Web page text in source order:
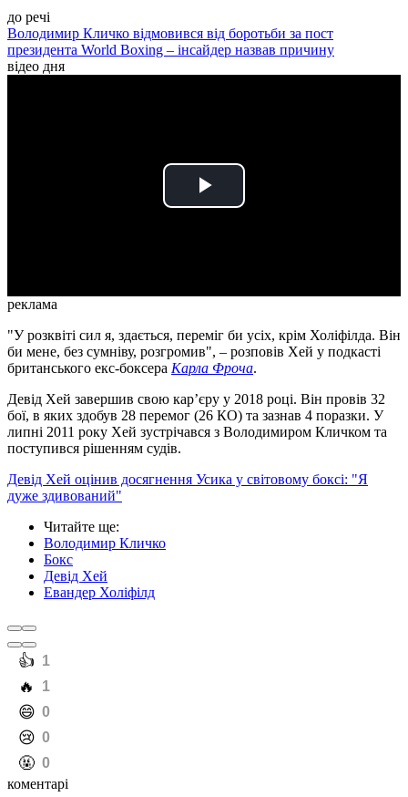
до речі
Володимир Кличко відмовився від боротьби за пост
президента World Boxing – інсайдер назвав причину
відео дня
Play
реклама
"У розквіті сил я, здається, переміг би усіх, крім Холіфілда. Він
би мене, без сумніву, розгромив", – розповів Хей у подкасті
британського екс-боксера Карла Фроча.
Девід Хей завершив свою кар’єру у 2018 році. Він провів 32
бої, в яких здобув 28 перемог (26 КО) та зазнав 4 поразки. У
липні 2011 року Хей зустрічався з Володимиром Кличком та
поступився рішенням судів.
Девід Хей оцінив досягнення Усика у світовому боксі: "Я
дуже здивований"
Читайте ще:
Володимир Кличко
Бокс
Девід Хей
Евандер Холіфілд
️👍 1
️🔥 1
️😄 0
️😢 0
️🤬 0
коментарі